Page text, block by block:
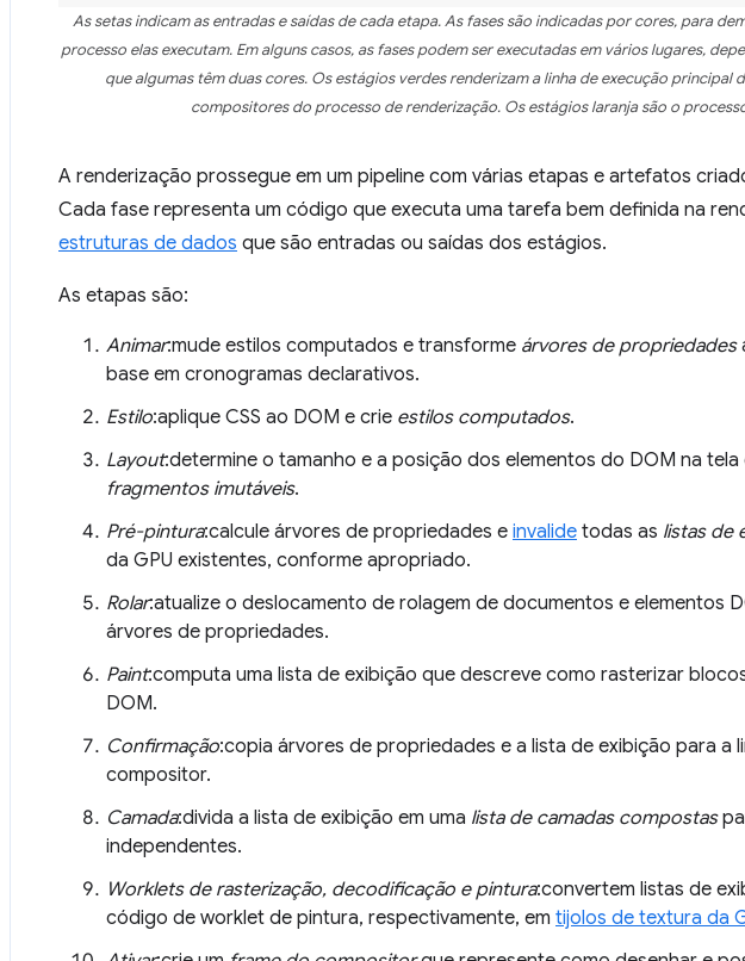
As setas indicam as entradas e saídas de cada etapa. As fases são indicadas por cores, para
processo elas executam. Em alguns casos, as fases podem ser executadas em vários lugares,
que algumas têm duas cores. Os estágios verdes renderizam a linha de execução principal
compositores do processo de renderização. Os estágios laranja são o
A renderização prossegue em um pipeline com várias etapas e artefatos
Cada fase representa um código que executa uma tarefa bem definida na
estruturas de dados que são entradas ou saídas dos estágios.
As etapas são:
Animar:mude estilos computados e transforme árvores de propriedades
base em cronogramas declarativos.
Estilo:aplique CSS ao DOM e crie estilos computados.
Layout:determine o tamanho e a posição dos elementos do DOM na tela
fragmentos imutáveis.
Pré-pintura:calcule árvores de propriedades e invalide todas as listas de
da GPU existentes, conforme apropriado.
Rolar:atualize o deslocamento de rolagem de documentos e elementos
árvores de propriedades.
Paint:computa uma lista de exibição que descreve como rasterizar
DOM.
Confirmação:copia árvores de propriedades e a lista de exibição para a
compositor.
Camada:divida a lista de exibição em uma lista de camadas compostas
independentes.
Worklets de rasterização, decodificação e pintura:convertem listas de
código de worklet de pintura, respectivamente, em tijolos de textura da